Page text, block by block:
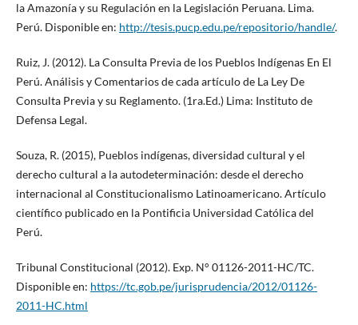
la Amazonía y su Regulación en la Legislación Peruana. Lima.
Perú. Disponible en: http://tesis.pucp.edu.pe/repositorio/handle/.
Ruiz, J. (2012). La Consulta Previa de los Pueblos Indígenas En El
Perú. Análisis y Comentarios de cada artículo de La Ley De
Consulta Previa y su Reglamento. (1ra.Ed.) Lima: Instituto de
Defensa Legal.
Souza, R. (2015), Pueblos indígenas, diversidad cultural y el
derecho cultural a la autodeterminación: desde el derecho
internacional al Constitucionalismo Latinoamericano. Artículo
científico publicado en la Pontificia Universidad Católica del
Perú.
Tribunal Constitucional (2012). Exp. N° 01126-2011-HC/TC.
Disponible en: https://tc.gob.pe/jurisprudencia/2012/01126-
2011-HC.html